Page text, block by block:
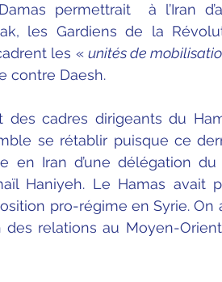
permettrait  à l’Iran
les Gardiens de la
les « unités de
contre Daesh.
cadres dirigeants du
se rétablir puisque ce
en Iran d’une délégation
Haniyeh. Le Hamas avait
pro-régime en Syrie. On
relations au Moyen-